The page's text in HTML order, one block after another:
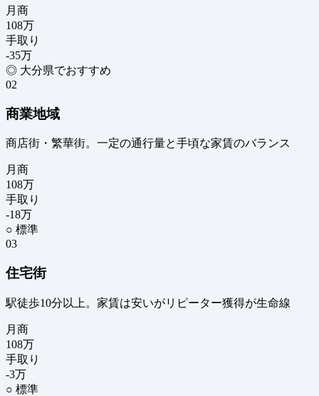
月商
108万
手取り
-35万
◎ 大分県でおすすめ
02
商業地域
商店街・繁華街。一定の通行量と手頃な家賃のバランス
月商
108万
手取り
-18万
○ 標準
03
住宅街
駅徒歩10分以上。家賃は安いがリピーター獲得が生命線
月商
108万
手取り
-3万
○ 標準